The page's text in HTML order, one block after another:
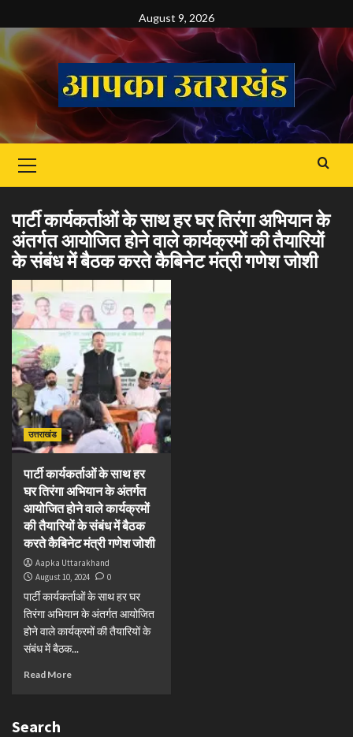
to
content
August 9, 2026
Menu
पार्टी कार्यकर्ताओं के साथ हर घर तिरंगा अभियान के
अंतर्गत आयोजित होने वाले कार्यक्रमों की तैयारियों
के संबंध में बैठक करते कैबिनेट मंत्री गणेश जोशी
उत्तराखंड
पार्टी कार्यकर्ताओं के साथ हर
घर तिरंगा अभियान के अंतर्गत
आयोजित होने वाले कार्यक्रमों
की तैयारियों के संबंध में बैठक
करते कैबिनेट मंत्री गणेश जोशी
Aapka Uttarakhand
August 10, 2024
0
पार्टी कार्यकर्ताओं के साथ हर घर
तिरंगा अभियान के अंतर्गत आयोजित
होने वाले कार्यक्रमों की तैयारियों के
संबंध में बैठक...
Read More
Search